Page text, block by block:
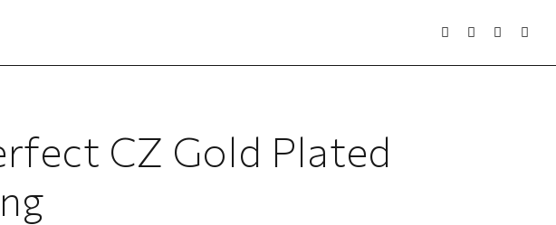
CZ Gold Plated